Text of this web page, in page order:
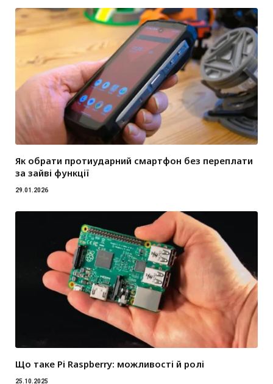
Як обрати протиударний смартфон без переплати
за зайві функції
29.01.2026
Що таке Pi Raspberry: можливості й ролі
25.10.2025